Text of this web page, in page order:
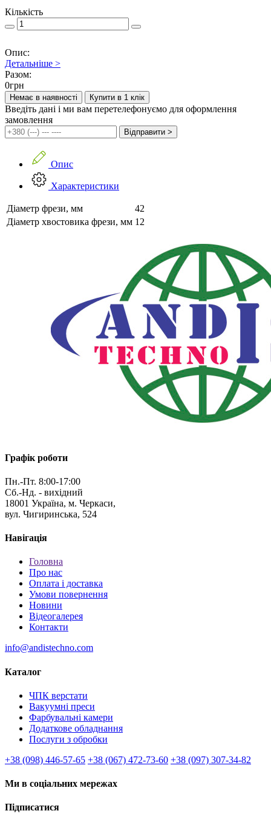
Кількість
Опис:
Детальніше >
Разом:
0грн
Немає в наявності Купити в 1 клік
Введіть дані і ми вам перетелефонуємо для оформлення
замовлення
Відправити >
Опис
Характеристики
Діаметр фрези, мм
42
Діаметр хвостовика фрези, мм 12
Графік роботи
Пн.-Пт. 8:00-17:00
Сб.-Нд. - вихідний
18001 Україна, м. Черкаси,
вул. Чигиринська, 524
Навігація
Головна
Про нас
Оплата і доставка
Умови повернення
Новини
Відеогалерея
Контакти
info@andistechno.com
Каталог
ЧПК верстати
Вакуумні преси
Фарбувальні камери
Додаткове обладнання
Послуги з обробки
+38 (098) 446-57-65 +38 (067) 472-73-60 +38 (097) 307-34-82
Ми в соціальних мережах
Підписатися